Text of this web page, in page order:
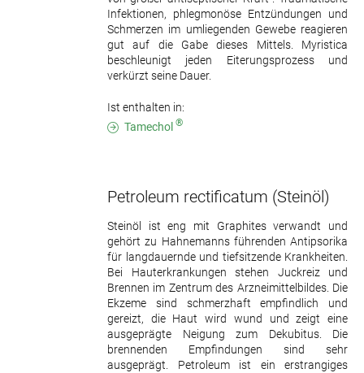
Infektionen, phlegmonöse Entzündungen und
Schmerzen im umliegenden Gewebe reagieren
gut auf die Gabe dieses Mittels. Myristica
beschleunigt jeden Eiterungsprozess und
verkürzt seine Dauer.
Ist enthalten in:
Tamechol ®
Petroleum rectificatum (Steinöl)
Steinöl ist eng mit Graphites verwandt und
gehört zu Hahnemanns führenden Antipsorika
für langdauernde und tiefsitzende Krankheiten.
Bei Hauterkrankungen stehen Juckreiz und
Brennen im Zentrum des Arzneimittelbildes. Die
Ekzeme sind schmerzhaft empfindlich und
gereizt, die Haut wird wund und zeigt eine
ausgeprägte Neigung zum Dekubitus. Die
brennenden Empfindungen sind sehr
ausgeprägt. Petroleum ist ein erstrangiges